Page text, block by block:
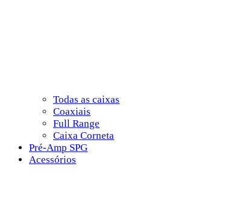
Todas as caixas
Coaxiais
Full Range
Caixa Corneta
Pré-Amp SPG
Acessórios